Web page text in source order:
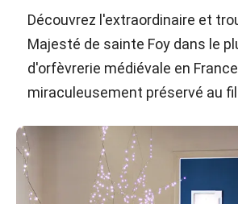
Découvrez l'extraordinaire et
Majesté de sainte Foy dans le
d'orfèvrerie médiévale en France
miraculeusement préservé au